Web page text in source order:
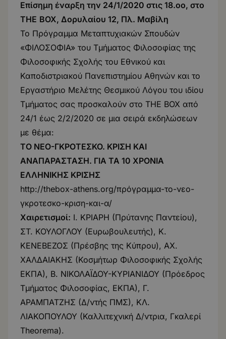
Επίσημη έναρξη την 24/1/2020 στις 18.οο, στο
THE BOX, Δορυλαίου 12, Πλ. Μαβίλη
Το Πρόγραμμα Μεταπτυχιακών Σπουδών
«ΦΙΛΟΣΟΦΙΑ» του Τμήματος Φιλοσοφίας της
Φιλοσοφικής Σχολής του Εθνικού και
Καποδιστριακού Πανεπιστημίου Αθηνών και το
Εργαστήριο Μελέτης Θεσμικού Λόγου του ιδίου
Τμήματος σας προσκαλούν στο THE BOX από
24/1 έως 2/2/2020 σε μια σειρά εκδηλώσεων
με θέμα:
ΤΟ ΝΕΟ-ΓΚΡΟΤΕΣΚΟ. ΚΡΙΣΗ ΚΑΙ
ΑΝΑΠΑΡΑΣΤΑΣΗ. ΓΙΑ ΤΑ 10 ΧΡΟΝΙΑ
ΕΛΛΗΝΙΚΗΣ ΚΡΙΣΗΣ
http://thebox-athens.org/πρόγραμμα-το-νεο-
γκροτεσκο-κριση-και-α/
Χαιρετισμοί: Ι. ΚΡΙΑΡΗ (Πρύτανης Παντείου),
ΣΤ. ΚΟΥΛΟΓΛΟΥ (Ευρωβουλευτής), Κ.
ΚΕΝΕΒΕΖΟΣ (Πρέσβης της Κύπρου), ΑΧ.
ΧΑΛΔΑΙΑΚΗΣ (Κοσμήτωρ Φιλοσοφικής Σχολής
ΕΚΠΑ), Β. ΝΙΚΟΛΑΪΔΟΥ-ΚΥΡΙΑΝΙΔΟΥ (Πρόεδρος
Τμήματος Φιλοσοφίας, ΕΚΠΑ), Γ.
ΑΡΑΜΠΑΤΖΗΣ (Δ/ντής ΠΜΣ), ΚΛ.
ΛΙΑΚΟΠΟΥΛΟΥ (Καλλιτεχνική Δ/ντρια, Γκαλερί
Theorema).